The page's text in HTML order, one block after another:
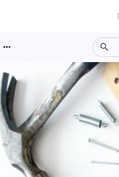
more_horiz search